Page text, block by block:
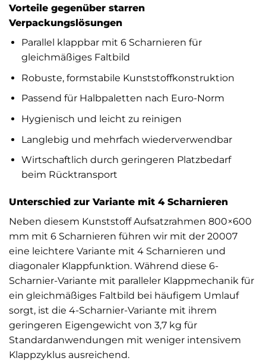
Vorteile gegenüber starren
Verpackungslösungen
Parallel klappbar mit 6 Scharnieren für
gleichmäßiges Faltbild
Robuste, formstabile Kunststoffkonstruktion
Passend für Halbpaletten nach Euro-Norm
Hygienisch und leicht zu reinigen
Langlebig und mehrfach wiederverwendbar
Wirtschaftlich durch geringeren Platzbedarf
beim Rücktransport
Unterschied zur Variante mit 4 Scharnieren
Neben diesem Kunststoff Aufsatzrahmen 800×600
mm mit 6 Scharnieren führen wir mit der 20007
eine leichtere Variante mit 4 Scharnieren und
diagonaler Klappfunktion. Während diese 6-
Scharnier-Variante mit paralleler Klappmechanik für
ein gleichmäßiges Faltbild bei häufigem Umlauf
sorgt, ist die 4-Scharnier-Variante mit ihrem
geringeren Eigengewicht von 3,7 kg für
Standardanwendungen mit weniger intensivem
Klappzyklus ausreichend.